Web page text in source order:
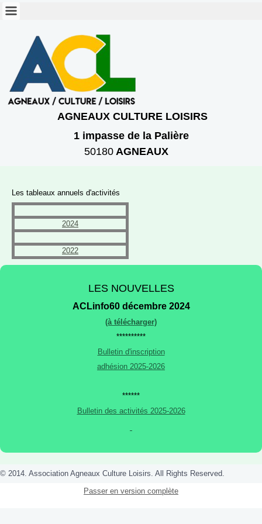
AGNEAUX CULTURE LOISIRS
1 impassede la Palière
50180AGNEAUX
Les tableaux annuels d'activités
2024
2022
LES NOUVELLES
ACLinfo60 décembre 2024
(à télécharger)
**********
Bulletin d'inscription
adhésion 2025-2026
******
Bulletin des activités 2025-2026
© 2014. Association Agneaux Culture Loisirs. All Rights Reserved.
Passer en version complète